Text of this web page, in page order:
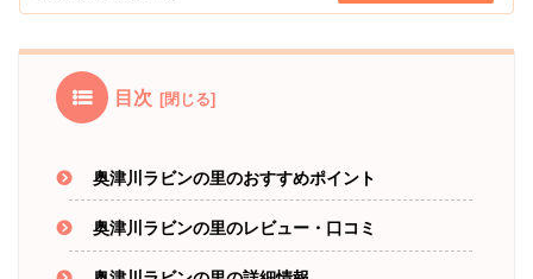
目次
奥津川ラビンの里のおすすめポイント
奥津川ラビンの里のレビュー・口コミ